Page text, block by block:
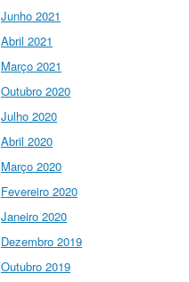
Ciência Viva
científica no futuro da
Europa em direto do
@CCVBraganca
Acompanhe li…
I Gulbenkian Ciência
Great honor
to have
appointed
@ERC_Research
Junho 2021
Abril 2021
Março 2021
Outubro 2020
Julho 2020
Abril 2020
Março 2020
Fevereiro 2020
Janeiro 2020
Dezembro 2019
Outubro 2019